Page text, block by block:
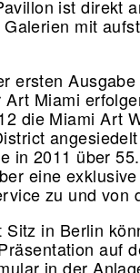
ist direkt
mit
ersten
Miami
die Miami Art
in 2011 über
eine
zu und von
in Berlin
auf
in der